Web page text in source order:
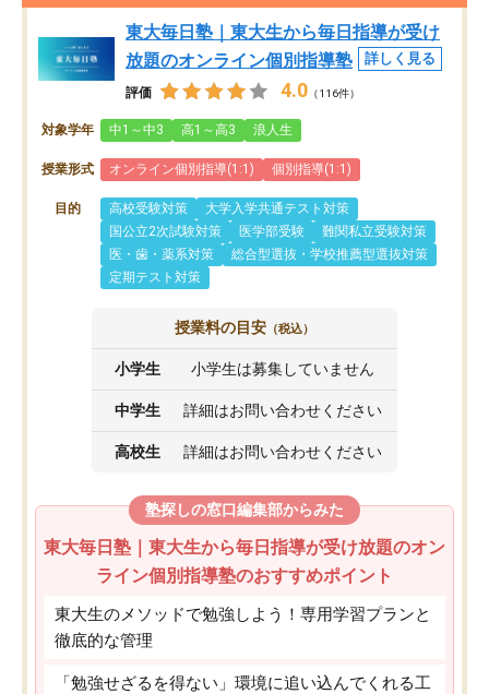
東大毎日塾｜東大生から毎日指導が受け
放題のオンライン個別指導塾
詳しく見る
評価 4.0 （116件）
対象学年 中1～中3 高1～高3 浪人生
授業形式 オンライン個別指導(1:1) 個別指導(1:1)
目的 高校受験対策
大学入学共通テスト対策
国公立2次試験対策
医学部受験
難関私立受験対策
医・歯・薬系対策
総合型選抜・学校推薦型選抜対策
定期テスト対策
授業料の目安 （税込）
小学生 小学生は募集していません
中学生 詳細はお問い合わせください
高校生 詳細はお問い合わせください
塾探しの窓口編集部からみた
東大毎日塾｜東大生から毎日指導が受け放題のオン
ライン個別指導塾のおすすめポイント
東大生のメソッドで勉強しよう！専用学習プランと
徹底的な管理
「勉強せざるを得ない」環境に追い込んでくれる工